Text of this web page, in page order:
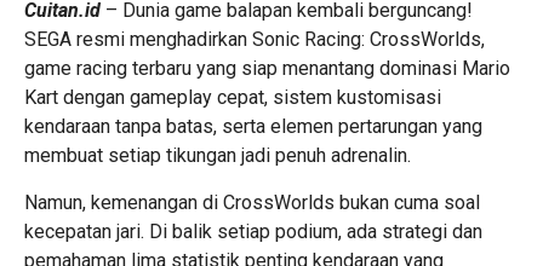
Cuitan.id – Dunia game balapan kembali berguncang!
SEGA resmi menghadirkan Sonic Racing: CrossWorlds,
game racing terbaru yang siap menantang dominasi Mario
Kart dengan gameplay cepat, sistem kustomisasi
kendaraan tanpa batas, serta elemen pertarungan yang
membuat setiap tikungan jadi penuh adrenalin.
Namun, kemenangan di CrossWorlds bukan cuma soal
kecepatan jari. Di balik setiap podium, ada strategi dan
pemahaman lima statistik penting kendaraan yang